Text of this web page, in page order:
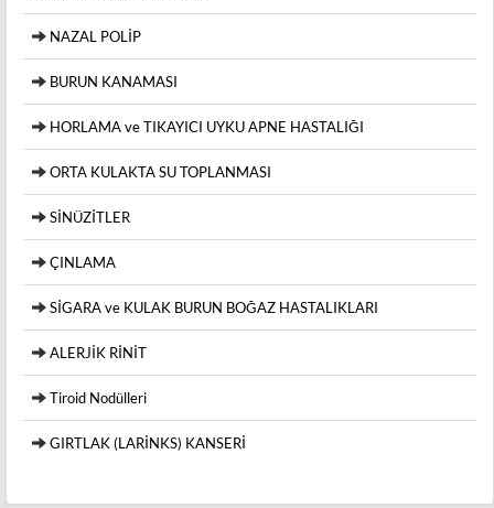
NAZAL POLİP
BURUN KANAMASI
HORLAMA ve TIKAYICI UYKU APNE HASTALIĞI
ORTA KULAKTA SU TOPLANMASI
SİNÜZİTLER
ÇINLAMA
SİGARA ve KULAK BURUN BOĞAZ HASTALIKLARI
ALERJİK RİNİT
Tiroid Nodülleri
GIRTLAK (LARİNKS) KANSERİ